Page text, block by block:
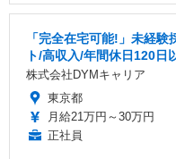
「完全在宅可能!」未経
ト/高収入/年間休日120日
株式会社DYMキャリア
東京都
月給21万円～30万円
正社員